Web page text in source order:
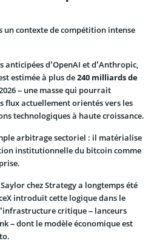
un contexte de compétition intense
anticipées d’OpenAI et d’Anthropic,
estimée à plus de240 milliards de
– une masse qui pourrait
flux actuellement orientés vers les
technologiques à haute croissance.
arbitrage sectoriel : il matérialise
institutionnelle du bitcoin comme
chez Strategy a longtemps été
introduit cette logique dans le
critique – lanceurs
– dont le modèle économique est